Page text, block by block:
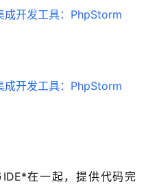
在一起，提供代码完